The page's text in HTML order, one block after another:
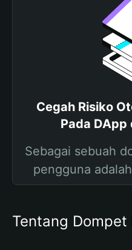
Cegah Risiko
Pada DApp
Sebagai sebuah
pengguna
Tentang Dompet